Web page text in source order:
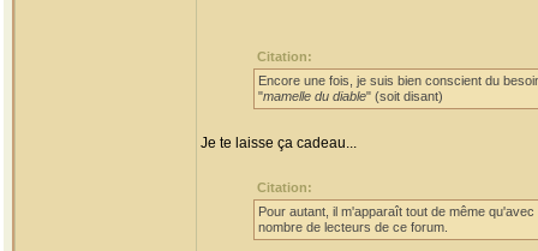
Citation:
Encore une fois, je suis bien conscient du
"mamelle du diable" (soit disant)
Je te laisse ça cadeau...
Citation:
Pour autant, il m'apparaît tout de même
nombre de lecteurs de ce forum.